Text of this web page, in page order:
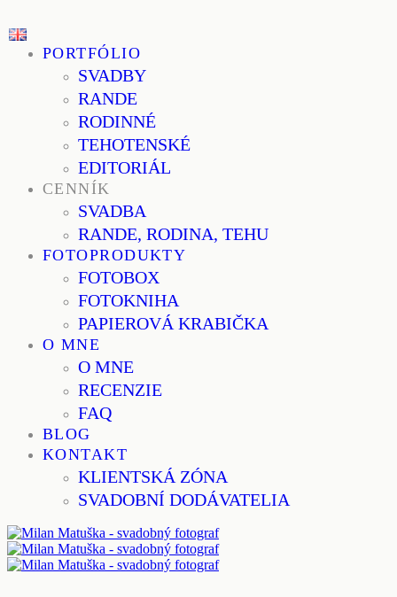
PORTFÓLIO
SVADBY
RANDE
RODINNÉ
TEHOTENSKÉ
EDITORIÁL
CENNÍK
SVADBA
RANDE, RODINA, TEHU
FOTOPRODUKTY
FOTOBOX
FOTOKNIHA
PAPIEROVÁ KRABIČKA
O MNE
O MNE
RECENZIE
FAQ
BLOG
KONTAKT
KLIENTSKÁ ZÓNA
SVADOBNÍ DODÁVATELIA